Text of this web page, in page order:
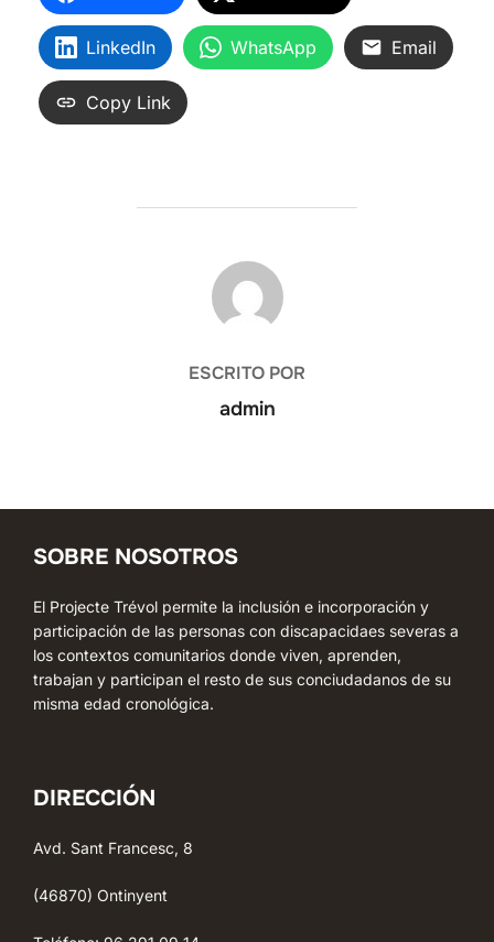
LinkedIn WhatsApp Email
Copy Link
AUTOR DE LA ENTRADA
ESCRITO POR
admin
SOBRE NOSOTROS
El Projecte Trévol permite la inclusión e incorporación y
participación de las personas con discapacidaes severas a
los contextos comunitarios donde viven, aprenden,
trabajan y participan el resto de sus conciudadanos de su
misma edad cronológica.
DIRECCIÓN
Avd. Sant Francesc, 8
(46870) Ontinyent